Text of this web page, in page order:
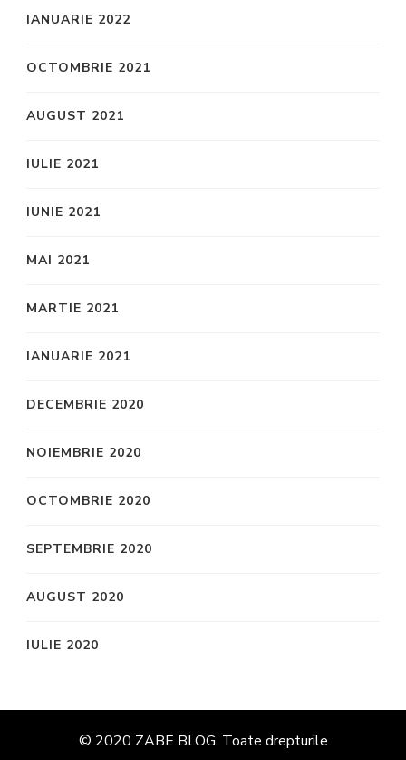
IANUARIE 2022
OCTOMBRIE 2021
AUGUST 2021
IULIE 2021
IUNIE 2021
MAI 2021
MARTIE 2021
IANUARIE 2021
DECEMBRIE 2020
NOIEMBRIE 2020
OCTOMBRIE 2020
SEPTEMBRIE 2020
AUGUST 2020
IULIE 2020
© 2020 ZABE BLOG. Toate drepturile